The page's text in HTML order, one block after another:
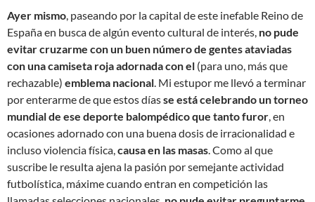
Ayer mismo , paseando por la capital de este inefable Reino de
España en busca de algún evento cultural de interés, no pude
evitar cruzarme con un buen número de gentes ataviadas
con una camiseta roja adornada con el (para uno, más que
rechazable) emblema nacional . Mi estupor me llevó a terminar
por enterarme de que estos díasse está celebrando un torneo
mundial de ese deporte balompédico que tanto furor , en
ocasiones adornado con una buena dosis de irracionalidad e
incluso violencia física, causa en las masas . Como al que
suscribe le resulta ajena la pasión por semejante actividad
futbolística, máxime cuando entran en competición las